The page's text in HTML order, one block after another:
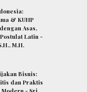
& KUHP
Asas,
Latin -
M.H.
Bisnis:
dan Praktis